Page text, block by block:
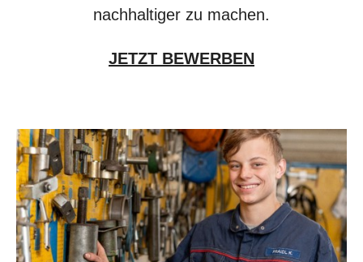
nachhaltiger zu machen.
JETZT BEWERBEN